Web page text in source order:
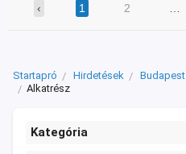
‹ 1 2
Startapró Hirdetések Budapest
Alkatrész
Kategória